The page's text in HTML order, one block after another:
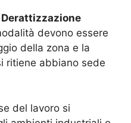
Derattizzazione
devono essere
della zona e la
ritiene abbiano sede
del lavoro si